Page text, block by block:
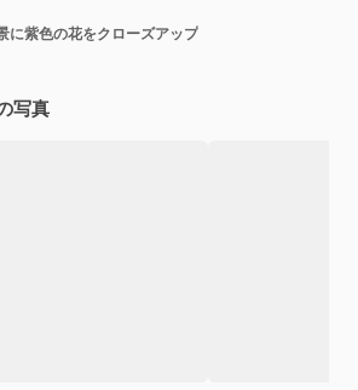
に紫色の花をクローズアップ
写真